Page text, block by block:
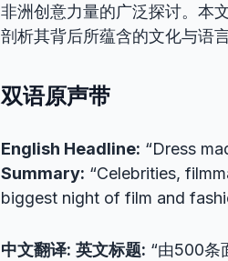
非洲创意力量的广泛探讨。本
剖析其背后所蕴含的文化与语
双语原声带
English Headline: “Dress
Summary: “Celebrities,
biggest night of film and
中文翻译: 英文标题: “由500条